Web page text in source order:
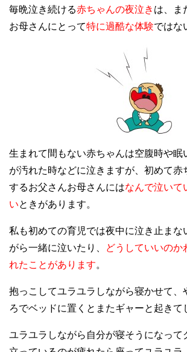
毎晩泣き続ける赤ちゃんの夜泣き は、ま
お母さんにとって特に過酷な体験ではな
生まれて間もない赤ちゃんは空腹時や眠
が汚れた時などに泣きますが、初めて赤
するお父さんお母さんにはなんで泣いて
いときがあります。
私も初めての育児では夜中に泣き止まな
がら一緒に泣いたり、
どうしていいのか
れたことがあります。
抱っこしてユラユラしながら寝かせて、
ろでベッドに置くとまたギャーと起きて
ユラユラしながら自分が寝そうになって